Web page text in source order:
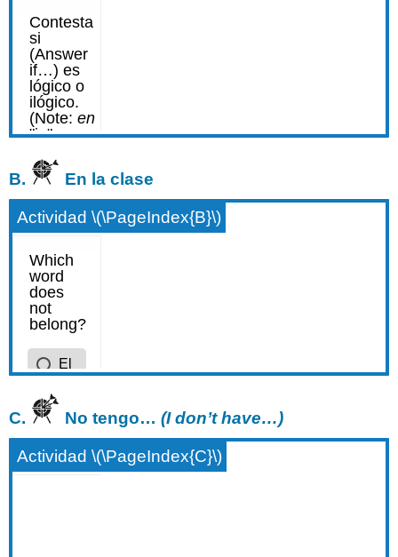
B. En la clase
Actividad \(\PageIndex{B}\)
C. No tengo…(I don’t have…)
Actividad \(\PageIndex{C}\)